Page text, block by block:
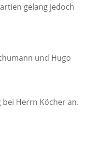
gelang jedoch
und Hugo
Herrn Köcher an.